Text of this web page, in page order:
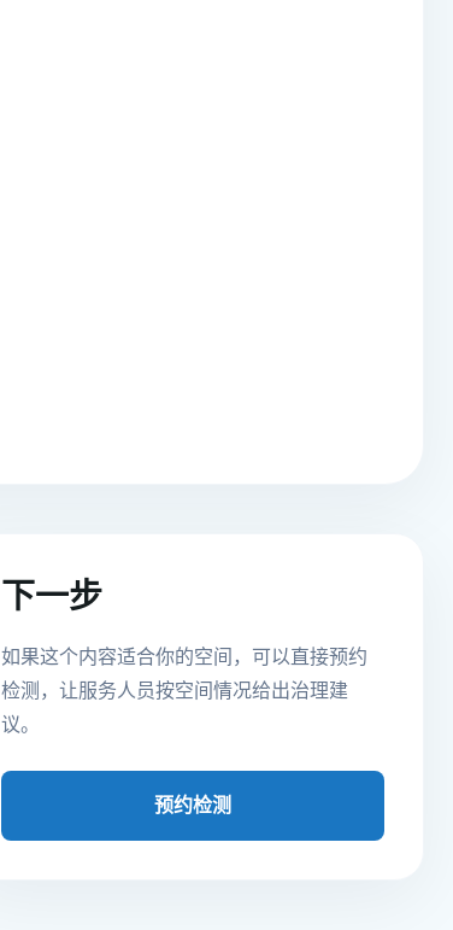
下一步
如果这个内容适合你的空间，可以直接预约
检测，让服务人员按空间情况给出治理建
议。
预约检测